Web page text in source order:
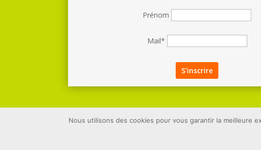
Prénom
Mail*
Nous utilisons des cookies pour vous garantir la meilleure